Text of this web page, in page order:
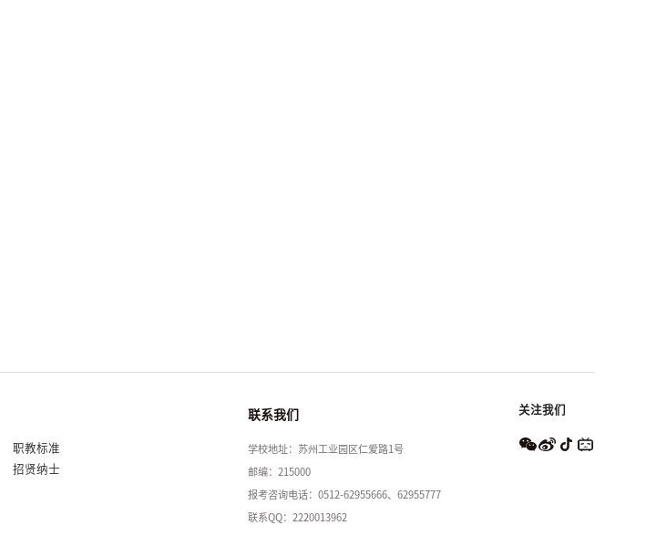
职教标准
招贤纳士
联系我们
学校地址：苏州工业园区仁爱路1号
邮编：215000
报考咨询电话：0512-62955666、62955777
联系QQ：2220013962
关注我们